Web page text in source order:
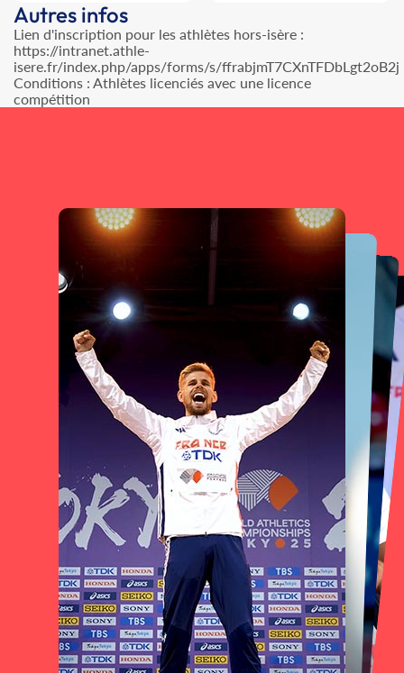
Autres infos
Lien d'inscription pour les athlètes hors-isère :
https://intranet.athle-
isere.fr/index.php/apps/forms/s/ffrabjmT7CXnTFDbLgt2oB2j
Conditions : Athlètes licenciés avec une licence
compétition